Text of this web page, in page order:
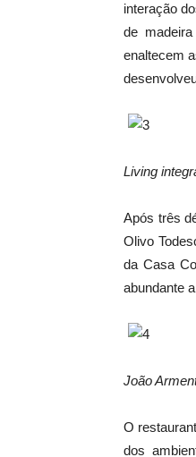
interação
de
enaltecem
Living
Após três
Olivo
da Casa
abundante
João
O
dos